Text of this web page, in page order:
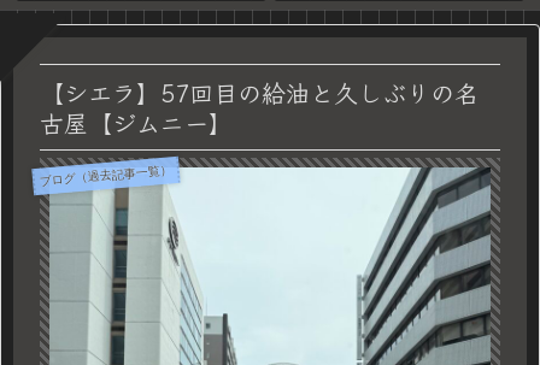
【シエラ】57回目の給油と久しぶりの名
古屋【ジムニー】
ブログ（過去記事一覧）